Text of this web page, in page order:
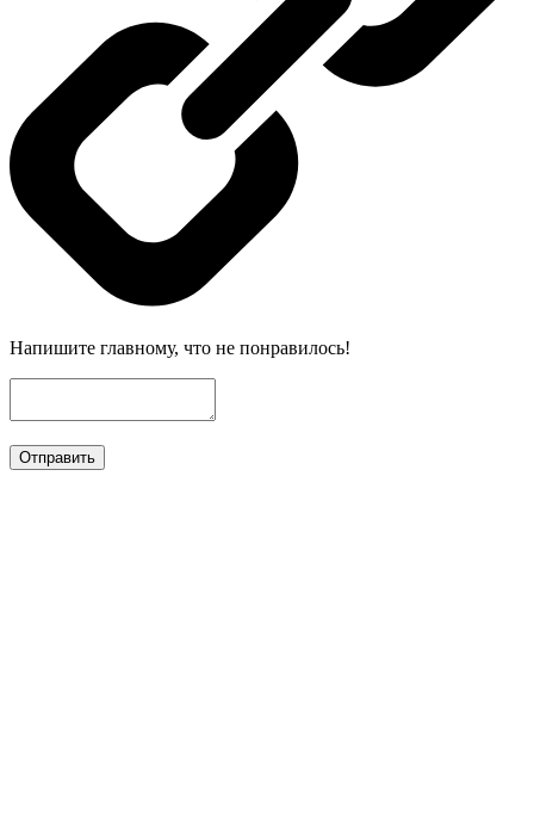
Напишите главному, что не понравилось!